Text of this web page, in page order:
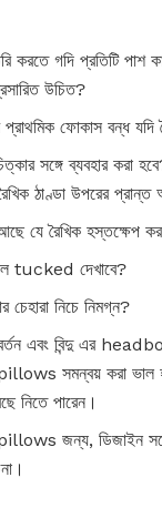
করতে গদি প্রতিটি পাশ
উচিত?
ফোকাস বন্ধ যদি
সঙ্গে ব্যবহার করা
ঠাণ্ডা উপরের
যে রৈখিক হস্তক্ষেপ
tucked দেখাবে?
চেহারা নিচে নিমগ্ন?
এবং বিন্দু এর
pillows সমন্বয় করা ভাল
নিতে পারেন।
জন্য, ডিজাইন